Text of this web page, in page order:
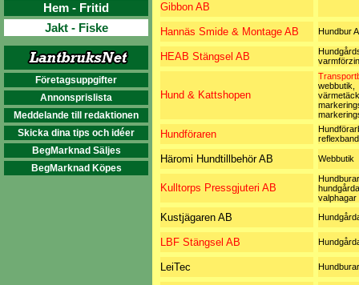
Hem - Fritid
Jakt - Fiske
Företagsuppgifter
Annonsprislista
Meddelande till redaktionen
Skicka dina tips och idéer
BegMarknad Säljes
BegMarknad Köpes
Gibbon AB
Hannäs Smide & Montage AB Hundbur
HEAB Stängsel AB
Hund & Kattshopen
webbutik,
Hundföraren
Häromi Hundtillbehör AB Webbutik
Kulltorps Pressgjuteri AB
valphagar
Kustjägaren AB
LBF Stängsel AB
LeiTec Hundburar